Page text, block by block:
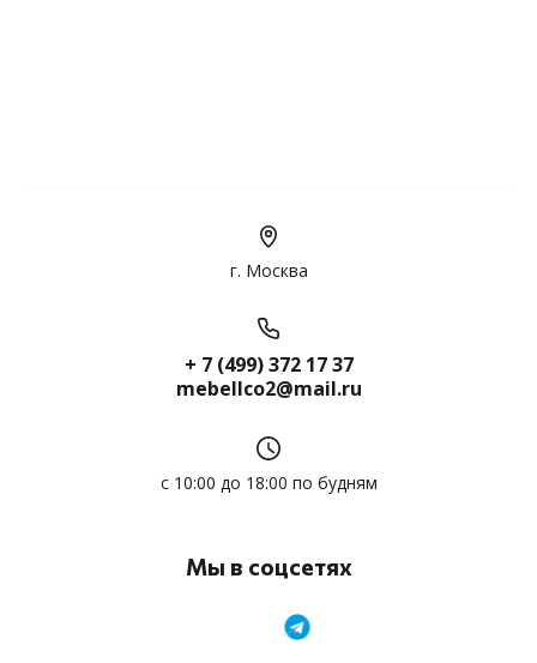
г. Москва
+ 7 (499) 372 17 37
mebellco2@mail.ru
с 10:00 до 18:00 по будням
Мы в соцсетях